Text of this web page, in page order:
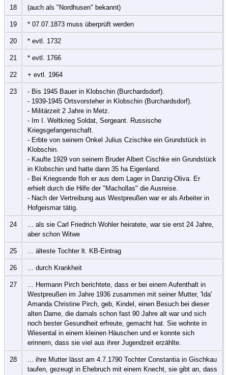
18 (auch als "Nordhusen" bekannt)
19 * 07.07.1873 muss überprüft werden
20 * evtl. 1732
21 * evtl. 1766
22 + evtl. 1964
23
- Bis 1945 Bauer in Klobschin (Burchardsdorf).
- 1939-1945 Ortsvorsteher in Klobschin (Burchardsdorf).
- Militärzeit 2 Jahre in Metz.
- Im I. Weltkrieg Soldat, Sergeant. Russische
Kriegsgefangenschaft.
- Erbte von seinem Onkel Julius Czischke ein Grundstück in
Klobschin.
- Kaufte 1929 von seinem Bruder Albert Cischke ein Grundstück
in Klobschin und hatte dann 35 ha Eigenland.
- Bei Kriegsende floh er aus dem Lager in Danzig-Oliva. Er
erhielt durch die Hilfe der "Machollas" die Ausreise.
- Nach der Vertreibung aus Westpreußen war er als Arbeiter in
Hofgeismar tätig.
24
... als sie Carl Friedrich Wohler heiratete, war sie erst 24 Jahre,
aber schon Witwe
25 ... älteste Tochter lt. KB-Eintrag
26 ... durch Krankheit
27
... Hermann Pirch berichtete, dass er bei einem Aufenthalt in
Westpreußen im Jahre 1936 zusammen mit seiner Mutter, 'Ida'
Amanda Christine Pirch, geb, Kindel, einen Besuch bei dieser
alten Dame, die damals schon fast 90 Jahre alt war und sich
noch bester Gesundheit erfreute, gemacht hat. Sie wohnte in
Wiesental in einem kleinen Häuschen und er konnte sich
erinnern, dass sie viel aus ihrer Jugendzeit erzählte.
28
... ihre Mutter lässt am 4.7.1790 Tochter Constantia in Gischkau
taufen, gezeugt in Ehebruch mit einem Knecht, sie gibt an, dass